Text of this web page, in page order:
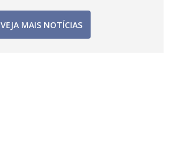
VEJA MAIS NOTÍCIAS